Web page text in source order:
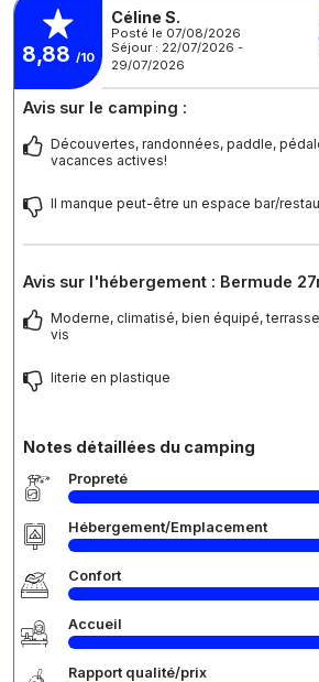
8,88 /10
Céline S.
Posté le 07/08/2026
Séjour : 22/07/2026 -
29/07/2026
Avis sur le camping :
Découvertes, randonnées, paddle,
vacances actives!
Il manque peut-être un espace bar/
Avis sur l'hébergement : Bermude
Moderne, climatisé, bien équipé,
vis
literie en plastique
Notes détaillées du camping
Propreté
Hébergement/Emplacement
Confort
Accueil
Rapport qualité/prix